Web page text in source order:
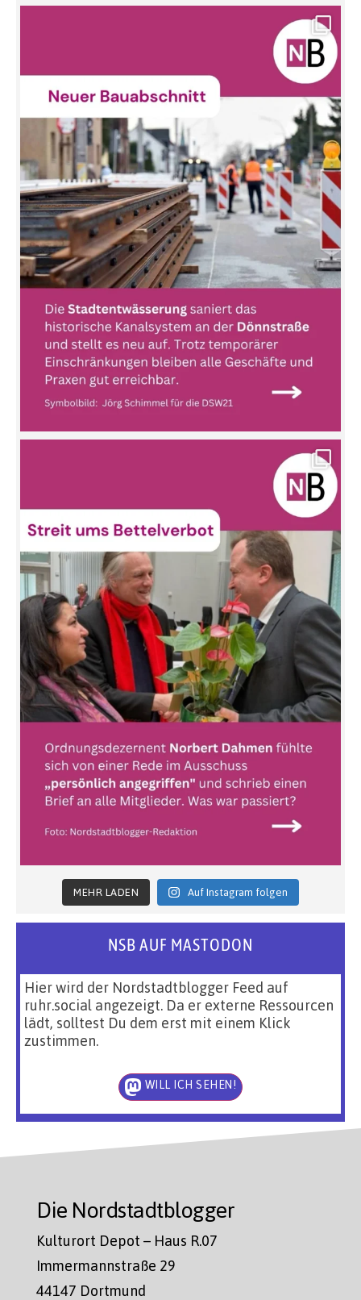
MEHR LADEN Auf Instagram folgen
NSB AUF MASTODON
Hier wird der Nordstadtblogger Feed auf
ruhr.social angezeigt. Da er externe Ressourcen
lädt, solltest Du dem erst mit einem Klick
zustimmen.
WILL ICH SEHEN!
Die Nordstadtblogger
Kulturort Depot – Haus R.07
Immermannstraße 29
44147 Dortmund